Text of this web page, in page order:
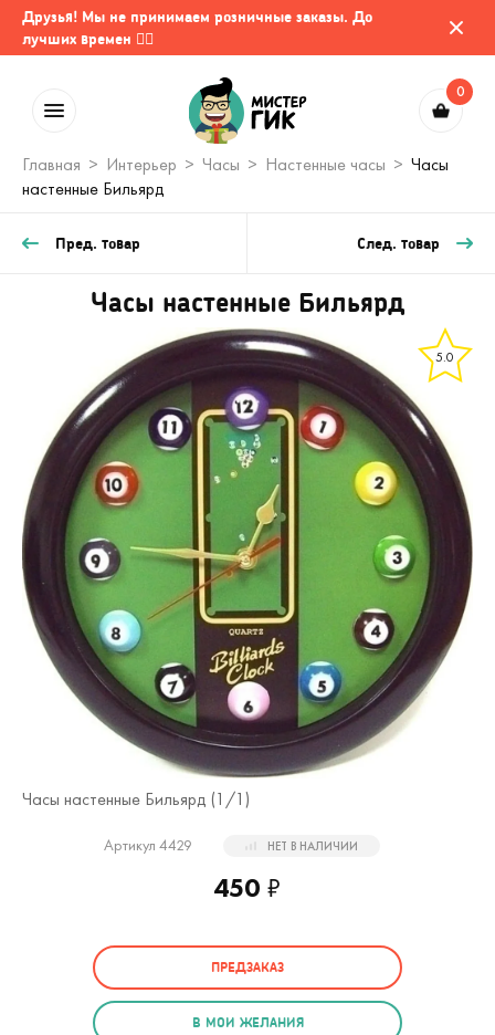
Друзья! Мы не принимаем розничные заказы. До
лучших времен 🤷‍♂️
0
Главная Интерьер Часы Настенные часы
Часы
настенные Бильярд
Пред. товар След. товар
Часы настенные Бильярд
5.0
Часы настенные Бильярд (1 /1)
Артикул 4429 НЕТ В НАЛИЧИИ
450 ₽
ПРЕДЗАКАЗ
В МОИ ЖЕЛАНИЯ